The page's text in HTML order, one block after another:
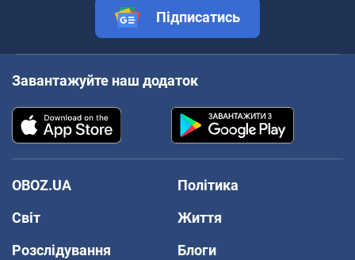
Підписатись
Завантажуйте наш додаток
OBOZ.UA
Політика
Світ
Життя
Розслідування
Блоги